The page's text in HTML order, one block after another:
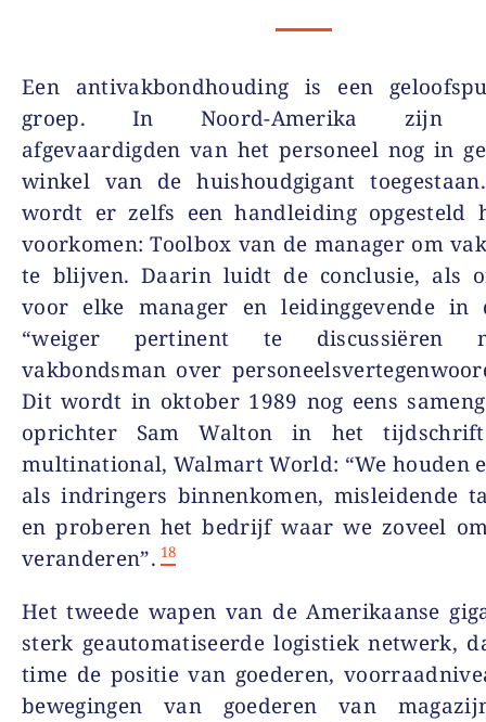
Een antivakbondhouding is een
groep. In Noord-Amerika zijn
afgevaardigden van het personeel nog in
winkel van de huishoudgigant
wordt er zelfs een handleiding opgesteld
voorkomen:Toolbox van de manager om
te blijven. Daarin luidt de conclusie, als
voor elke manager en leidinggevende in
“weiger pertinent te discussiëren
vakbondsman over
Dit wordt in oktober 1989 nog eens
oprichter Sam Walton in het
multinational, Walmart World: “We houden
als indringers binnenkomen, misleidende
en proberen het bedrijf waar we zoveel
veranderen”. 18
Het tweede wapen van de Amerikaanse
sterk geautomatiseerde logistiek netwerk,
time de positie van goederen,
bewegingen van goederen van